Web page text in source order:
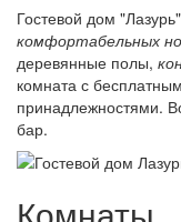
Гостевой дом
комфортабельных
деревянные полы,
комната с
принадлежностями.
бар.